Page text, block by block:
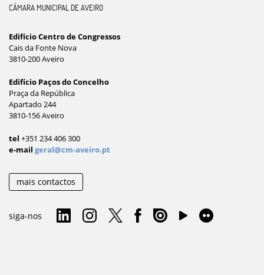
CÂMARA MUNICIPAL DE AVEIRO
Edifício Centro de Congressos
Cais da Fonte Nova
3810-200 Aveiro
Edifício Paços do Concelho
Praça da República
Apartado 244
3810-156 Aveiro
tel +351 234 406 300
e-mail geral@cm-aveiro.pt
mais contactos
siga-nos